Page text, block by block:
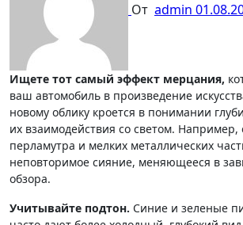
От admin
Ищете тот самый эффект мерцания,
ваш автомобиль в произведение
новому облику кроется в понимании
их взаимодействия со светом. Например,
перламутра и мелких металлических
неповторимое сияние, меняющееся в
обзора.
Учитывайте подтон. Синие и зеленые